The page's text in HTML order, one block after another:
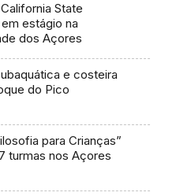
State
estágio na
dos Açores
e costeira
do Pico
para Crianças”
turmas nos Açores